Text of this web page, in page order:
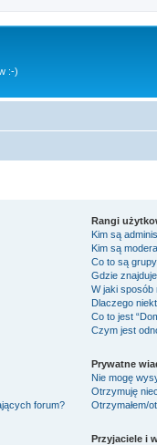
:-)
forum?
Rangi
Kim są
Kim są
Co to są
Gdzie
W jaki sposób
Dlaczego
Co to jest
Czym jest
Prywatne
Nie mogę
Otrzymuję
Otrzymałem/
Przyjaciele i